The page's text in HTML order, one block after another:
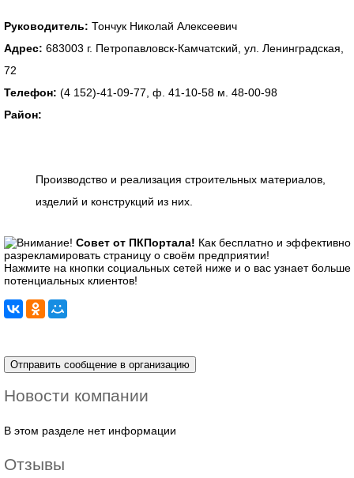
Руководитель: Тончук Николай Алексеевич
Адрес: 683003 г. Петропавловск-Камчатский, ул. Ленинградская,
72
Телефон: (4 152)-41-09-77, ф. 41-10-58 м. 48-00-98
Район:
Производство и реализация строительных материалов,
изделий и конструкций из них.
Совет от ПКПортала! Как бесплатно и эффективно
разрекламировать страницу о своём предприятии!
Нажмите на кнопки социальных сетей ниже и о вас узнает больше
потенциальных клиентов!
Новости компании
В этом разделе нет информации
Отзывы